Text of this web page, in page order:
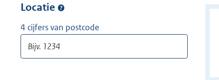
Locatie
4 cijfers van postcode